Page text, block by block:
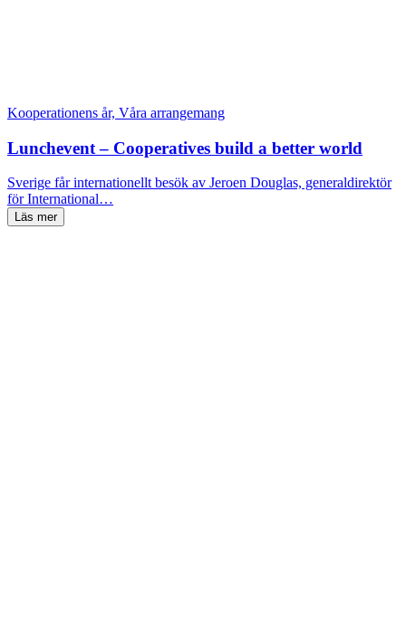
Kooperationens år, Våra arrangemang
Lunchevent – Cooperatives build a better world
Sverige får internationellt besök av Jeroen Douglas, generaldirektör
för International…
Läs mer